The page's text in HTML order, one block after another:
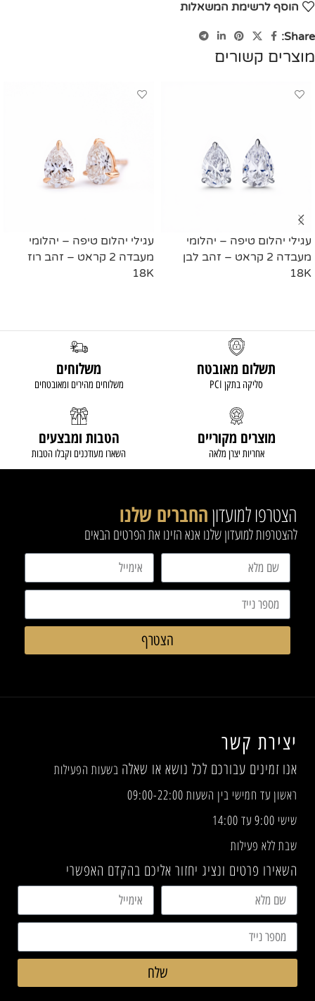
הוסף לרשימת המשאלות
Share:
מוצרים קשורים
עגילי יהלום טיפה – יהלומי
מעבדה 2 קראט – זהב לבן
18K
עגילי יהלום טיפה – יהלומי
מעבדה 2 קראט – זהב רוז
18K
תשלום מאובטח
סליקה בתקן PCI
משלוחים
משלוחים מהירים ומאובטחים
מוצרים מקוריים
אחריות יצרן מלאה
הטבות ומבצעים
השארו מעודכנים וקבלו הטבות
הצטרפו למועדוןהחברים שלנו
להצטרפות למועדון שלנו אנא הזינו את הפרטים הבאים
הצטרף
יצירת קשר
אנו זמינים עבורכם לכל נושא או שאלה בשעות הפעילות
ראשון עד חמישי בין השעות 09:00-22:00
שישי 9:00 עד 14:00
שבת ללא פעילות
השאירו פרטים ונציג יחזור אליכם בהקדם האפשרי
שלח